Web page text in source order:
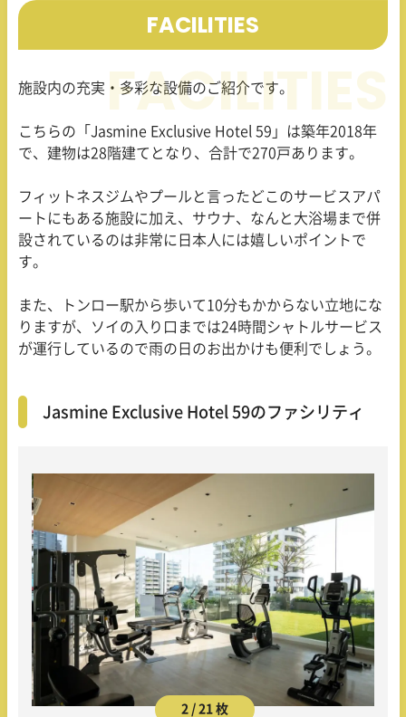
FACILITIES
施設内の充実・多彩な設備のご紹介です。
こちらの「 Jasmine Exclusive Hotel 59 」は築年2018年
で、建物は28 階建てとなり、合計で270戸あります。
フィットネスジムやプールと言ったどこのサービスアパ
ートにもある施設に加え、サウナ、なんと大浴場まで併
設されているのは非常に日本人には嬉しいポイントで
す。
また、トンロー駅から歩いて 10分もかからない立地にな
りますが、ソイの入り口までは24時間シャトルサービス
が運行しているので雨の日のお出かけも便利でしょう。
Jasmine Exclusive Hotel 59のファシリティ
2 / 21 枚